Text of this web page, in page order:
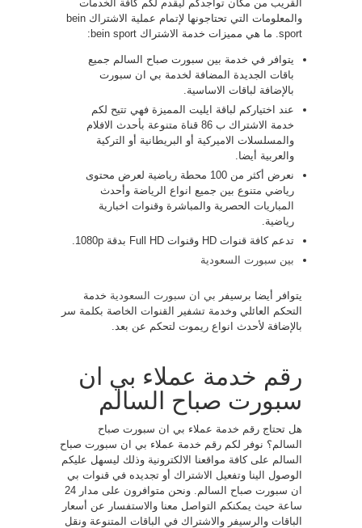
القريب من مكان تواجدكم ليقدم لكم كافة الخدمات
والمعلومات التي تحتاجونها لإتمام عملية الاشتراك bein
sport. ما هي مميزات خدمة الاشتراك bein sport:
يتوافر في خدمة بين سبورت صباح السالم جميع
باقات الجديدة المضافة لخدمة بي ان سبورت
بالإضافة لباقات الاساسية.
عند اختياركم لباقة ايليت المميزة فهي تتيح لكم
خدمة الاشتراك ب 86 قناة متنوعة بأحدث الافلام
والمسلسلات الاميركية أو البريطانية أو التركية
والعربية أيضا.
نعرض أكثر من 100 محطة رياضية لعرض محتوى
رياضي متنوع بين جميع انواع الرياضة وأحدث
المباريات الحصرية والمباشرة وقنوات اخبارية
رياضية.
تدعم كافة قنوات HD وقنوات Full HD بدقة 1080p.
بين سبورت السعودية
يتوافر أيضا برسيفر بي ان سبورت السعودية خدمة
التحكم العائلي وخدمة تشفير القنوات الخاصة بكلمة سر
بالإضافة لأحدث انواع ريموت لتحكم عن بعد.
رقم خدمة عملاء بي ان
سبورت صباح السالم
هل تحتاج رقم خدمة عملاء بي ان سبورت صباح
السالم؟ نوفر لكم رقم خدمة عملاء بي ان سبورت صباح
السالم على كافة مواقعنا الالكترونية وذلك ليسهل عليكم
الوصول الينا وتفعيل الاشتراك أو تجديده في قنوات بي
ان سبورت صباح السالم. ونحن متوافرون على مدار 24
ساعة حيث يمكنكم التواصل معنا والاستفسار عن أسعار
الباقات والرسيفر والاشتراك في الباقات المتنوعة ونقل